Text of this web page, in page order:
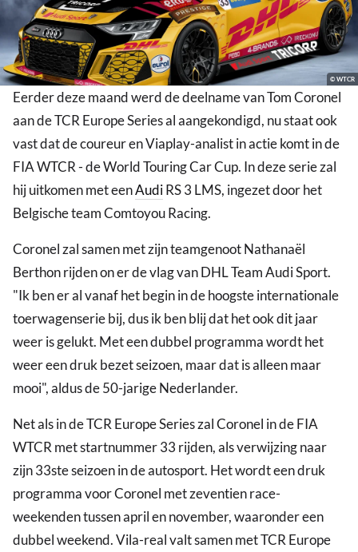
© WTCR
Eerder deze maand werd de deelname van Tom Coronel
aan de TCR Europe Series al aangekondigd, nu staat ook
vast dat de coureur en Viaplay-analist in actie komt in de
FIA WTCR - de World Touring Car Cup. In deze serie zal
hij uitkomen met eenAudiRS 3 LMS, ingezet door het
Belgische team Comtoyou Racing.
Coronel zal samen met zijn teamgenoot Nathanaël
Berthon rijden on er de vlag van DHL Team Audi Sport.
"Ik ben er al vanaf het begin in de hoogste internationale
toerwagenserie bij, dus ik ben blij dat het ook dit jaar
weer is gelukt. Met een dubbel programma wordt het
weer een druk bezet seizoen, maar dat is alleen maar
mooi", aldus de 50-jarige Nederlander.
Net als in de TCR Europe Series zal Coronel in de FIA
WTCR met startnummer 33 rijden, als verwijzing naar
zijn 33ste seizoen in de autosport. Het wordt een druk
programma voor Coronel met zeventien race-
weekenden tussen april en november, waaronder een
dubbel weekend. Vila-real valt samen met TCR Europe